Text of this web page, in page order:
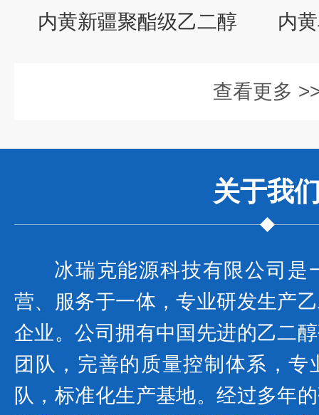
内黄新疆聚酯级乙二醇 内
查看更多
关于我
冰瑞克能源科技有限公司是
营、服务于一体，专业研发生产
企业。公司拥有中国先进的乙二
团队，完善的质量控制体系，
队，标准化生产基地。经过多年